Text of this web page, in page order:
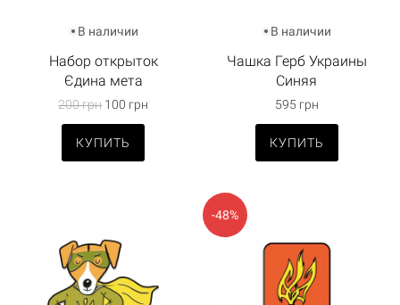
В наличии
Набор открыток
Єдина мета
200 грн 100 грн
КУПИТЬ
В наличии
Чашка Герб Украины
Синяя
595 грн
КУПИТЬ
-48%